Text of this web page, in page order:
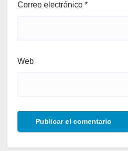
Correo electrónico *
Web